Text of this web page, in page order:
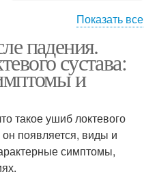
суставе
Мазь при боли
Показать все
падения.
сустава:
и
такое ушиб локтевого
появляется, виды и
симптомы,